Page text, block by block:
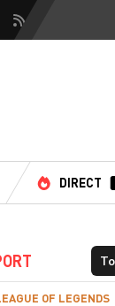
Flux RSS
DIRECT
OF LEGENDS